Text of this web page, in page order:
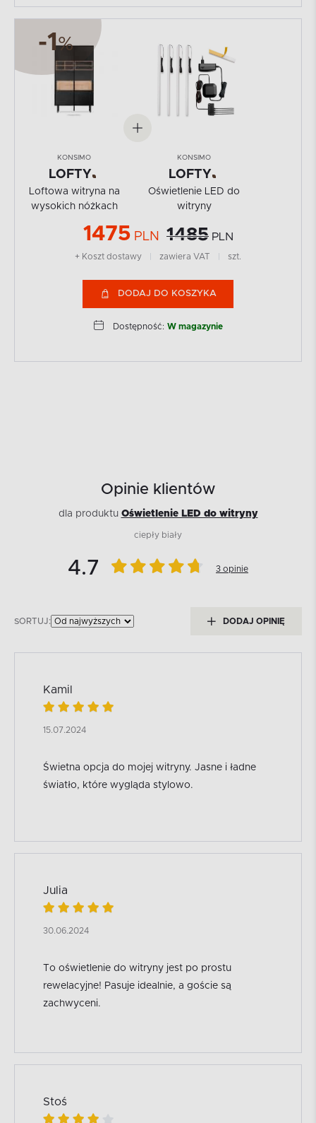
-1%
KONSIMO
LOFTY
Loftowa witryna na
wysokich nóżkach
KONSIMO
LOFTY
Oświetlenie LED do
witryny
1475 PLN 1485 PLN
+ Koszt dostawy zawiera VAT szt.
DODAJ DO KOSZYKA
Dostępność: W magazynie
Opinie klientów
dla produktu Oświetlenie LED do witryny
ciepły biały
4.7 3 opinie
SORTUJ: DODAJ OPINIĘ
Kamil
15.07.2024
Świetna opcja do mojej witryny. Jasne i ładne
światło, które wygląda stylowo.
Julia
30.06.2024
To oświetlenie do witryny jest po prostu
rewelacyjne! Pasuje idealnie, a goście są
zachwyceni.
Stoś